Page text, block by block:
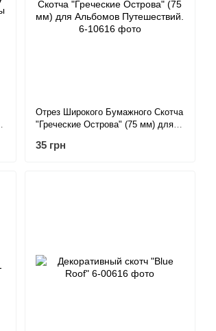
Отрез Широкого Бумажного Скотча
"Греческие Острова" (75 мм) для
35 грн